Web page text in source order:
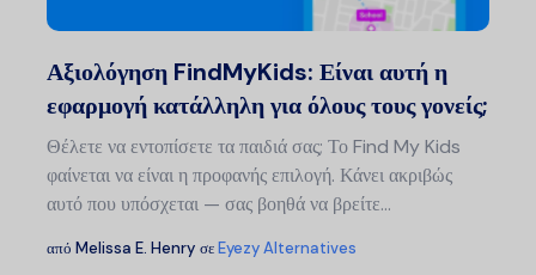
Αξιολόγηση FindMyKids: Είναι αυτή η
εφαρμογή κατάλληλη για όλους τους γονείς;
Θέλετε να εντοπίσετε τα παιδιά σας; Το Find My Kids
φαίνεται να είναι η προφανής επιλογή. Κάνει ακριβώς
αυτό που υπόσχεται — σας βοηθά να βρείτε...
από Melissa E. Henry σεEyezy Alternatives